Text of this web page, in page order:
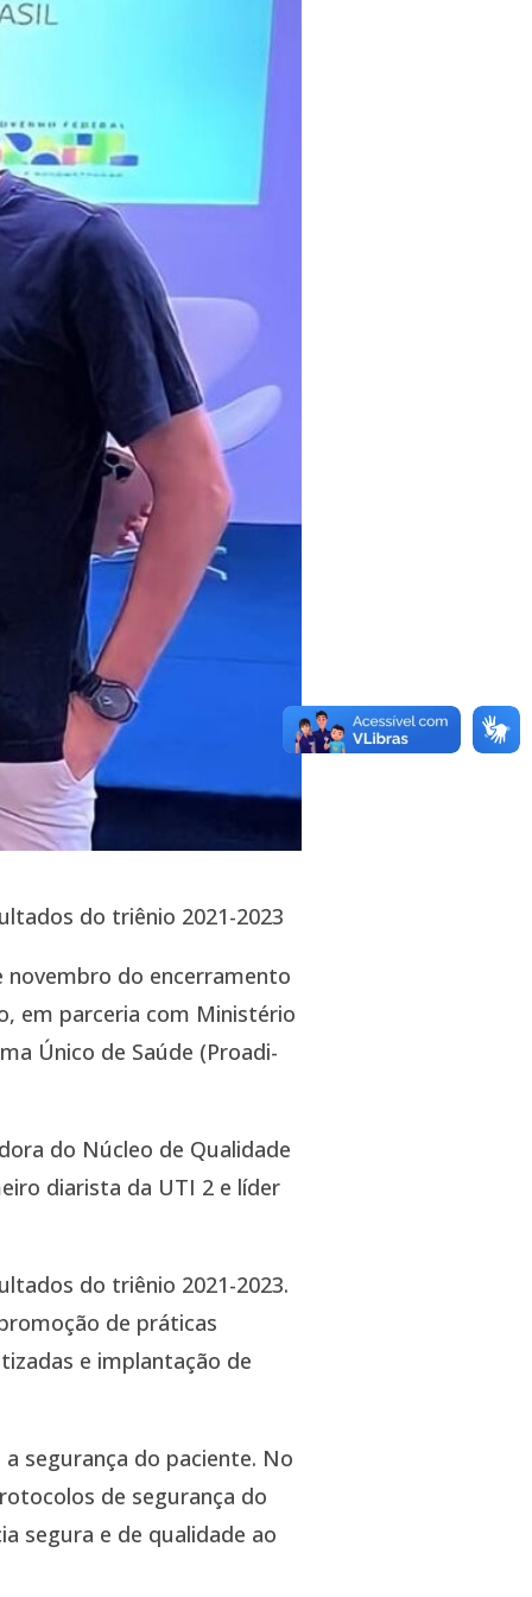
do triênio 2021-2023
novembro do encerramento
em parceria com Ministério
Único de Saúde (Proadi-
do Núcleo de Qualidade
diarista da UTI 2 e líder
do triênio 2021-2023.
de práticas
e implantação de
segurança do paciente. No
de segurança do
segura e de qualidade ao